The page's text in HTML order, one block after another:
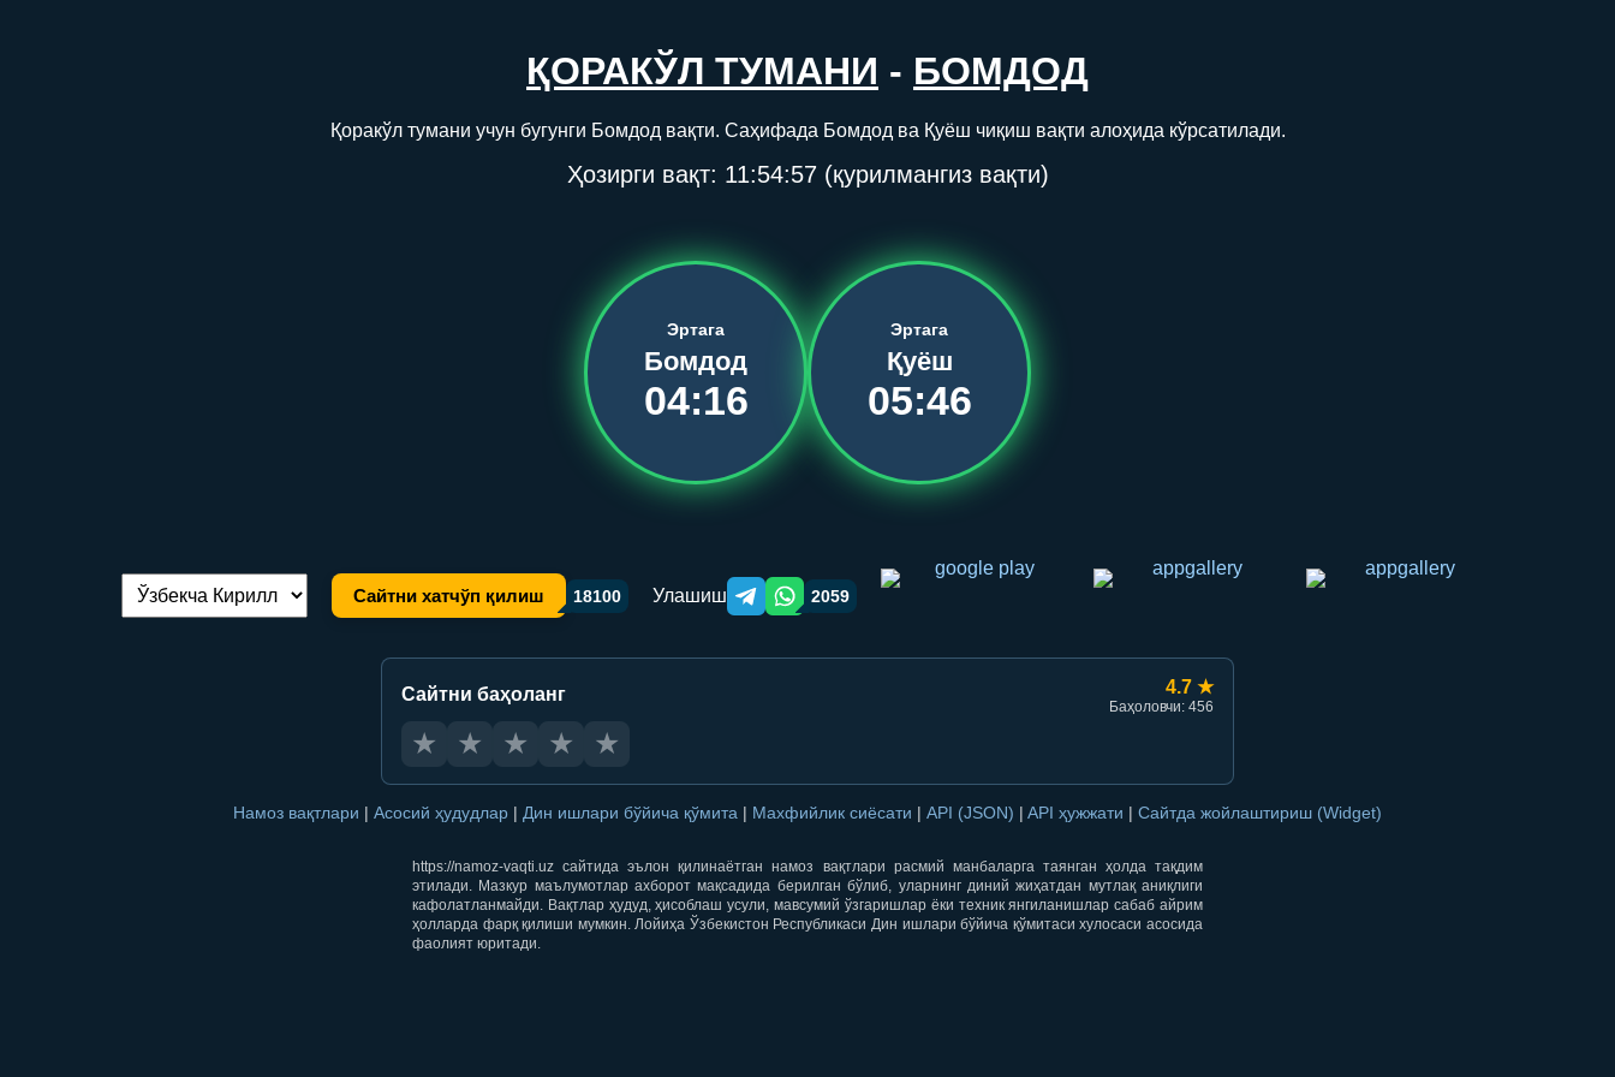
ҚОРАКЎЛ ТУМАНИ - БОМДОД
Қоракўл тумани учун бугунги Бомдод вақти. Саҳифада Бомдод ва Қуёш чиқиш вақти алоҳида кўрсатилади.
Ҳозирги вақт: 11:54:57(қурилмангиз вақти)
Эртага
Бомдод
04:16
Эртага
Қуёш
05:46
Тилни алмаштириш: Сайтни хатчўп қилиш 18100 Улашиш Telegram orqali ulashish
WhatsApp orqali ulashish
2059
Сайтни баҳоланг 4.7 ★
Баҳоловчи: 456
★ ★ ★ ★ ★
Намоз вақтлари | Асосий ҳудудлар | Дин ишлари бўйича қўмита | Махфийлик сиёсати | API (JSON) | API ҳужжати | Сайтда жойлаштириш (Widget)
https://namoz-vaqti.uz сайтида эълон қилинаётган намоз вақтлари расмий манбаларга таянган ҳолда тақдим
этилади. Мазкур маълумотлар ахборот мақсадида берилган бўлиб, уларнинг диний жиҳатдан мутлақ аниқлиги
кафолатланмайди. Вақтлар ҳудуд, ҳисоблаш усули, мавсумий ўзгаришлар ёки техник янгиланишлар сабаб айрим
ҳолларда фарқ қилиши мумкин. Лойиҳа Ўзбекистон Республикаси Дин ишлари бўйича қўмитаси хулосаси асосида
фаолият юритади.